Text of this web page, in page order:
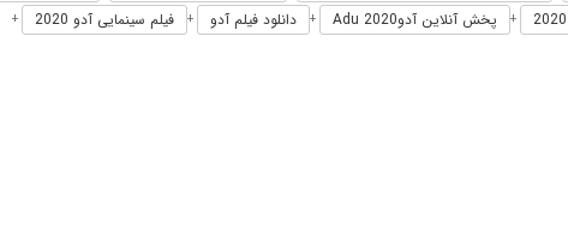
+ پخش آنلاین آدوAdu 2020 + دانلود فیلم آدو + فیلم سینمایی آدو 2020 +